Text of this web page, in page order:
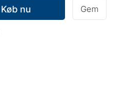
Køb nu Gem